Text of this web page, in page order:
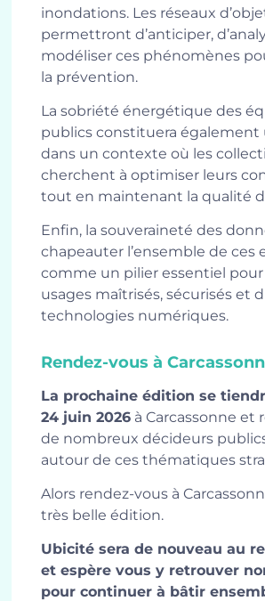
inondations. Les réseaux
permettront d’anticiper,
modéliser ces phénomènes
la prévention.
La sobriété énergétique des
publics constituera également
dans un contexte où les
cherchent à optimiser leurs
tout en maintenant la qualité
Enfin, la souveraineté des
chapeauter l’ensemble de ces
comme un pilier essentiel
usages maîtrisés, sécurisés et
technologies numériques.
Rendez-vous à
La prochaine édition se
24 juin 2026à Carcassonne et
de nombreux décideurs
autour de ces thématiques
Alors rendez-vous à
très belle édition.
Ubicité sera de nouveau au
et espère vous y retrouver
pour continuer à bâtir